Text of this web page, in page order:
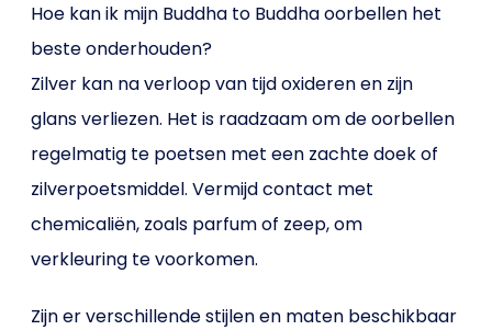
Hoe kan ik mijn Buddha to Buddha oorbellen het
beste onderhouden?
Zilver kan na verloop van tijd oxideren en zijn
glans verliezen. Het is raadzaam om de oorbellen
regelmatig te poetsen met een zachte doek of
zilverpoetsmiddel. Vermijd contact met
chemicaliën, zoals parfum of zeep, om
verkleuring te voorkomen.
Zijn er verschillende stijlen en maten beschikbaar